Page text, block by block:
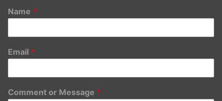
Name *
Email *
Comment or Message *